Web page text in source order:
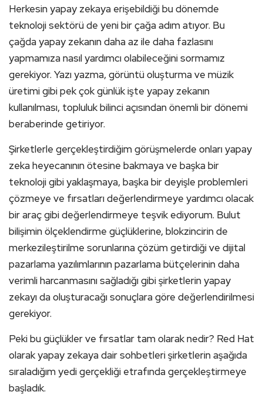
Herkesin yapay zekaya erişebildiği bu dönemde
teknoloji sektörü de yeni bir çağa adım atıyor. Bu
çağda yapay zekanın daha az ile daha fazlasını
yapmamıza nasıl yardımcı olabileceğini sormamız
gerekiyor. Yazı yazma, görüntü oluşturma ve müzik
üretimi gibi pek çok günlük işte yapay zekanın
kullanılması, topluluk bilinci açısından önemli bir dönemi
beraberinde getiriyor.
Şirketlerle gerçekleştirdiğim görüşmelerde onları yapay
zeka heyecanının ötesine bakmaya ve başka bir
teknoloji gibi yaklaşmaya, başka bir deyişle problemleri
çözmeye ve fırsatları değerlendirmeye yardımcı olacak
bir araç gibi değerlendirmeye teşvik ediyorum. Bulut
bilişimin ölçeklendirme güçlüklerine, blokzincirin de
merkezileştirilme sorunlarına çözüm getirdiği ve dijital
pazarlama yazılımlarının pazarlama bütçelerinin daha
verimli harcanmasını sağladığı gibi şirketlerin yapay
zekayı da oluşturacağı sonuçlara göre değerlendirilmesi
gerekiyor.
Peki bu güçlükler ve fırsatlar tam olarak nedir? Red Hat
olarak yapay zekaya dair sohbetleri şirketlerin aşağıda
sıraladığım yedi gerçekliği etrafında gerçekleştirmeye
başladık.